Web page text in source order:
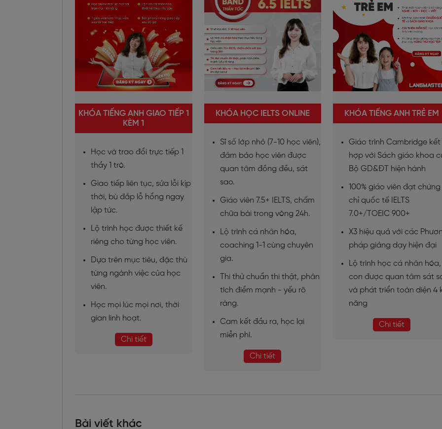
KHÓA TIẾNG ANH GIAO TIẾP 1
KÈM 1
Học và trao đổi trực tiếp 1
thầy 1 trò.
Giao tiếp liên tục, sửa lỗi kịp
thời, bù đắp lỗ hổng ngay
lập tức.
Lộ trình học được thiết kế
riêng cho từng học viên.
Dựa trên mục tiêu, đặc thù
từng ngành việc của học
viên.
Học mọi lúc mọi nơi, thời
gian linh hoạt.
Chi tiết
KHÓA HỌC IELTS ONLINE
Sĩ số lớp nhỏ (7-10 học viên),
đảm bảo học viên được
quan tâm đồng đều, sát
sao.
Giáo viên 7.5+ IELTS, chấm
chữa bài trong vòng 24h.
Lộ trình cá nhân hóa,
coaching 1-1 cùng chuyên
gia.
Thi thử chuẩn thi thật, phân
tích điểm mạnh - yếu rõ
ràng.
Cam kết đầu ra, học lại
miễn phí.
Chi tiết
KHÓA TIẾNG ANH TRẺ EM
Giáo trình Cambridge kết
hợp với Sách giáo khoa
Bộ GD&ĐT hiện hành
100% giáo viên đạt chứng
chỉ quốc tế IELTS
7.0+/TOEIC 900+
X3 hiệu quả với các
pháp giảng dạy hiện đại
Lộ trình học cá nhân hóa,
con được quan tâm sát
và phát triển toàn diện 4
năng
Chi tiết
Bài viết khác